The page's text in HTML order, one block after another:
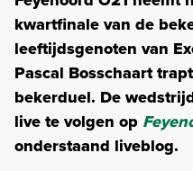
kwartfinale van de
leeftijdsgenoten van
Pascal Bosschaart
bekerduel. De
live te volgen op
onderstaand liveblog.